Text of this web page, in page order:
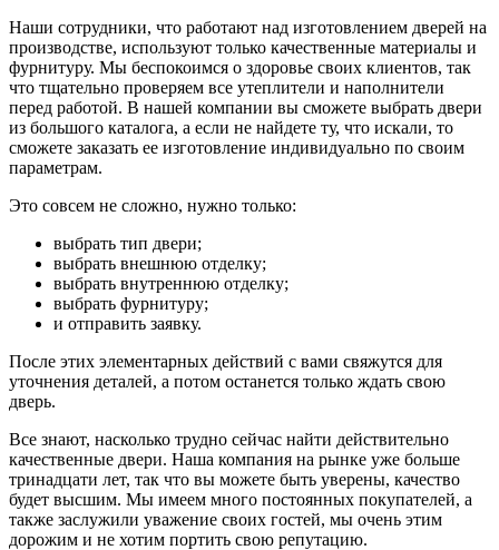
Наши сотрудники, что работают над изготовлением дверей на
производстве, используют только качественные материалы и
фурнитуру. Мы беспокоимся о здоровье своих клиентов, так
что тщательно проверяем все утеплители и наполнители
перед работой. В нашей компании вы сможете выбрать двери
из большого каталога, а если не найдете ту, что искали, то
сможете заказать ее изготовление индивидуально по своим
параметрам.
Это совсем не сложно, нужно только:
выбрать тип двери;
выбрать внешнюю отделку;
выбрать внутреннюю отделку;
выбрать фурнитуру;
и отправить заявку.
После этих элементарных действий с вами свяжутся для
уточнения деталей, а потом останется только ждать свою
дверь.
Все знают, насколько трудно сейчас найти действительно
качественные двери. Наша компания на рынке уже больше
тринадцати лет, так что вы можете быть уверены, качество
будет высшим. Мы имеем много постоянных покупателей, а
также заслужили уважение своих гостей, мы очень этим
дорожим и не хотим портить свою репутацию.